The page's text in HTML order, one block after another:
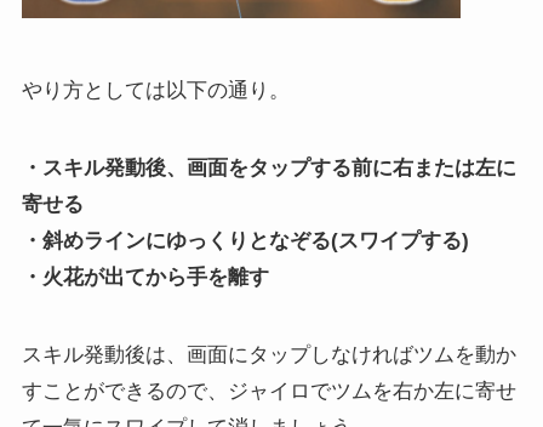
やり方としては以下の通り。
・スキル発動後、画面をタップする前に右または左に
寄せる
・斜めラインにゆっくりとなぞる(スワイプする)
・火花が出てから手を離す
スキル発動後は、画面にタップしなければツムを動か
すことができるので、ジャイロでツムを右か左に寄せ